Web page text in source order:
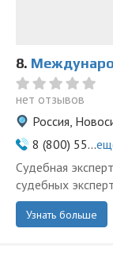
8. Международное бюро
нет отзывов
Россия,
8 (800) 55...
Судебная
судебных
Узнать больше